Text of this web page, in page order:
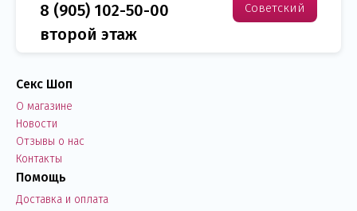
8 (905) 102-50-00
второй этаж
Советский
Секс Шоп
О магазине
Новости
Отзывы о нас
Контакты
Помощь
Доставка и оплата